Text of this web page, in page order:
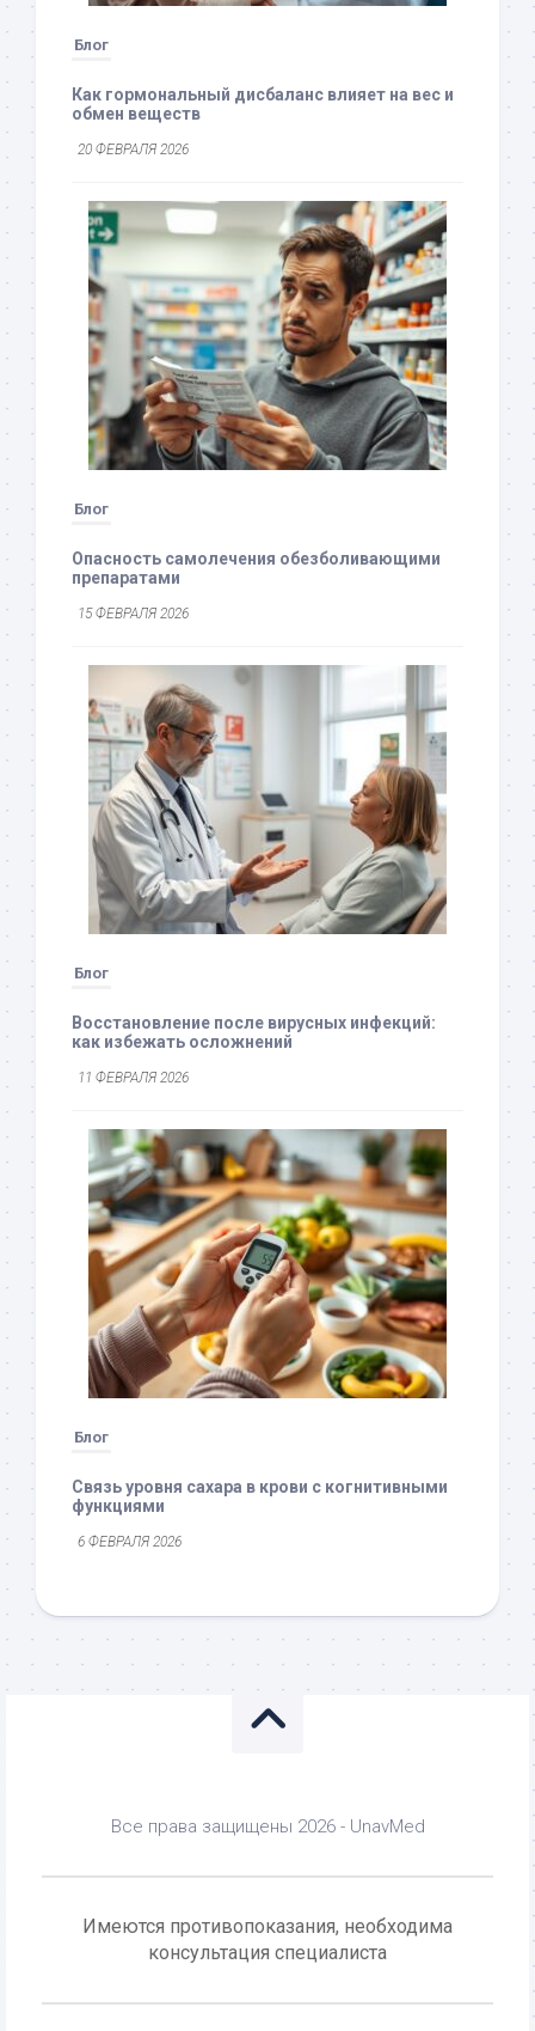
Блог
Как гормональный дисбаланс влияет на вес и
обмен веществ
20 ФЕВРАЛЯ 2026
Блог
Опасность самолечения обезболивающими
препаратами
15 ФЕВРАЛЯ 2026
Блог
Восстановление после вирусных инфекций:
как избежать осложнений
11 ФЕВРАЛЯ 2026
Блог
Связь уровня сахара в крови с когнитивными
функциями
6 ФЕВРАЛЯ 2026
Все права защищены 2026 - UnavMed
Имеются противопоказания, необходима
консультация специалиста